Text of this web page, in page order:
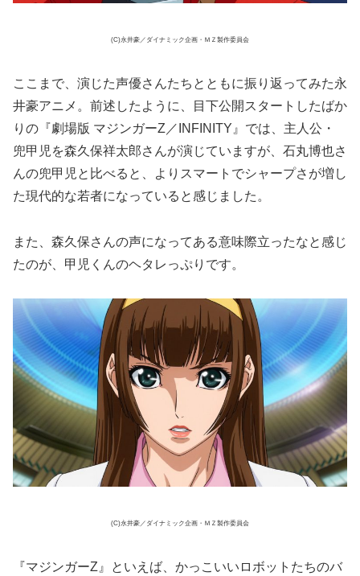
(C)永井豪／ダイナミック企画・ＭＺ製作委員会
ここまで、演じた声優さんたちとともに振り返ってみた永
井豪アニメ。前述したように、目下公開スタートしたばか
りの『劇場版 マジンガーZ／INFINITY』では、主人公・
兜甲児を森久保祥太郎さんが演じていますが、石丸博也さ
んの兜甲児と比べると、よりスマートでシャープさが増し
た現代的な若者になっていると感じました。
また、森久保さんの声になってある意味際立ったなと感じ
たのが、甲児くんのヘタレっぷりです。
(C)永井豪／ダイナミック企画・ＭＺ製作委員会
『マジンガーZ』といえば、かっこいいロボットたちのバ